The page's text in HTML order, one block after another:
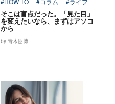
そこは盲点だった。「見た目」
を変えたいなら、まずはアソコ
から
by 青木朋博